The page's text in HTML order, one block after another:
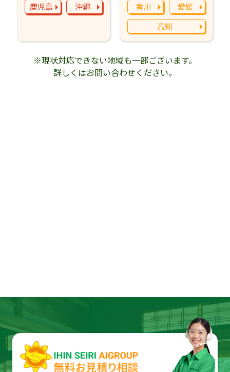
鹿児島
沖縄
香川
愛媛
高知
※現状対応できない地域も一部ございます。
詳しくはお問い合わせください。